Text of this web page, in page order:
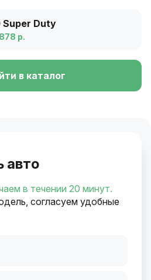
Super Duty
878 р.
в каталог
авто
в течении 20 минут.
согласуем удобные